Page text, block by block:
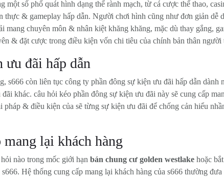
một số phổ quát hình dạng thể rành mạch, từ cá cược thể thao,
thực & gameplay hấp dẫn. Người chơi hình cũng như đơn giản
mang chuyên môn & nhân kiệt khăng khăng, mặc dù thay
& đặt cược trong điều kiện vốn chi tiêu của chính bản thân người
ưu đãi hấp dẫn
s666 còn liên tục công ty phần đông sự kiện ưu đãi hấp dẫn
khác. câu hỏi kéo phần đông sự kiện ưu đãi này sẽ cung cấp
pháp & điều kiện của sẽ từng sự kiện ưu đãi để chống cản hiểu
lại khách hàng
nào trong mốc giới hạn bán chung cư golden westlake hoặc
Hệ thống cung cấp mang lại khách hàng của s666 thường